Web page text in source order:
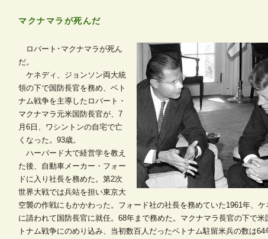
マクナマラが死んだ
ロバート･マクナマラが死ん
だ。
ケネディ、ジョンソン両大統
領の下で国防長官を務め、ベト
ナム戦争を主導したロバート・
マクナマラ元米国防長官が、7
月6日、ワシントンの自宅で亡
くなった。93歳。
ハーバード大で経営学を教え
た後、自動車メーカー・フォー
ドに入り社長を務めた。第2次
世界大戦では兵站を担い東京大
空襲の作戦にもかかわった。フォード社の社長を務めていた1961年、
に請われて国防長官に就任。68年まで務めた。マクナマラ長官の下で米
トナム戦争にのめり込み、当初数百人だったベトナム駐留米兵の数は64